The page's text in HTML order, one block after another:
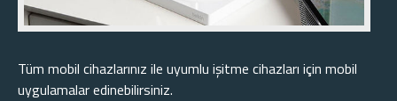
Tüm mobil cihazlarınız ile uyumlu işitme cihazları için mobil
uygulamalar edinebilirsiniz.